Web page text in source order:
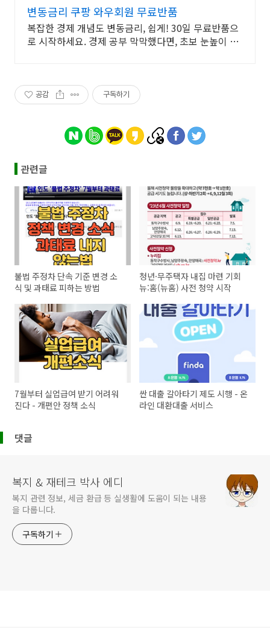
변동금리 쿠팡 와우회원 무료반품
복잡한 경제 개념도 변동금리, 쉽게! 30일 무료반품으
로 시작하세요. 경제 공부 막막했다면, 초보 눈높이 책
공감 구독하기
관련글
불법 주정차 단속 기준 변경 소
식 및 과태료 피하는 방법
청년·무주택자 내집 마련 기회
뉴:홈(뉴홈) 사전 청약 시작
7월부터 실업급여 받기 어려워
진다 - 개편안 정책 소식
싼 대출 갈아타기 제도 시행 - 온
라인 대환대출 서비스
댓글
복지 & 재테크 박사 에디
복지 관련 정보, 세금 환급 등 실생활에 도움이 되는 내용
을 다룹니다.
구독하기